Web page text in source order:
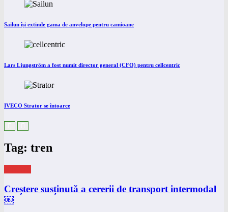
Sailun își extinde gama de anvelope pentru camioane
Lars Ljungström a fost numit director general (CFO) pentru cellcentric
IVECO Strator se întoarce
Tag: tren
Creștere susținută a cererii de transport intermodal
￼